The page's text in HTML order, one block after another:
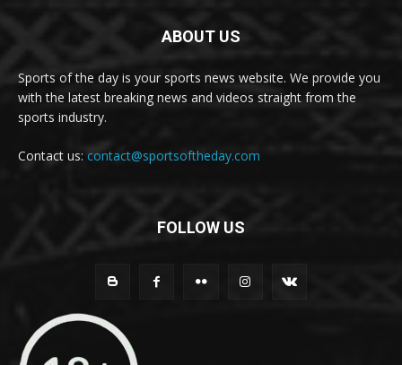
ABOUT US
Sports of the day is your sports news website. We provide you
with the latest breaking news and videos straight from the
sports industry.
Contact us: contact@sportsoftheday.com
FOLLOW US